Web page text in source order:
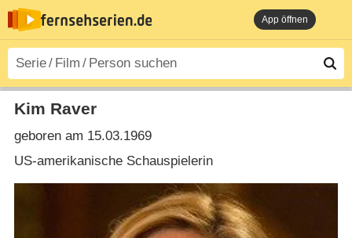
App öffnen
Kim Raver
geboren am 15.03.1969
US-amerikanische Schauspielerin